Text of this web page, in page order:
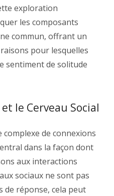
exploration
les composants
commun, offrant un
pour lesquelles
sentiment de solitude
le Cerveau Social
complexe de connexions
dans la façon dont
aux interactions
sociaux ne sont pas
de réponse, cela peut